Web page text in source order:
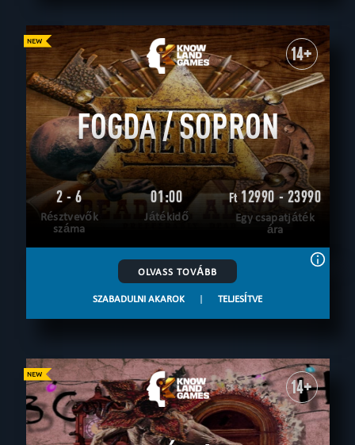
14+
FOGDA / SOPRON
2 - 6
Résztvevők
száma
01:00
Játékidő
Ft12990 - 23990
Egy csapatjáték
ára
OLVASS TOVÁBB
SZABADULNI AKAROK | TELJESÍTVE
14+